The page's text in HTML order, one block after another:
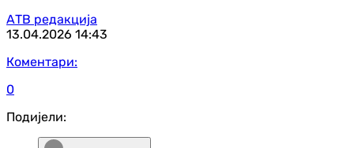
АТВ редакција
13.04.2026 14:43
Коментари:
0
Подијели: